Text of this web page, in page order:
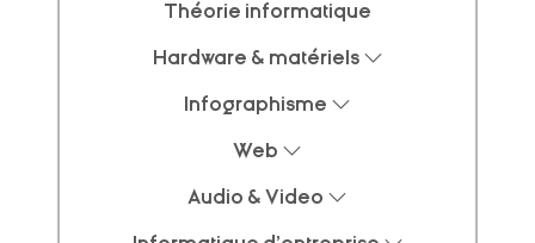
Théorie informatique
Hardware & matériels
Infographisme
Web
Audio & Video